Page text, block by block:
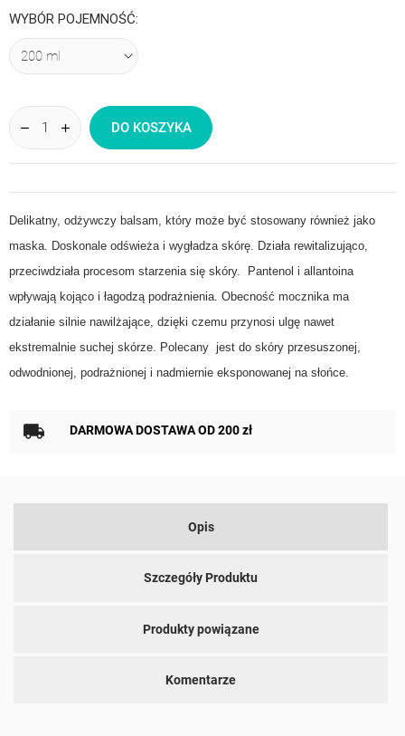
WYBÓR POJEMNOŚĆ:
DO KOSZYKA
Delikatny, odżywczy balsam, który może być stosowany również jako
maska. Doskonale odświeża i wygładza skórę. Działa rewitalizująco,
przeciwdziała procesom starzenia się skóry. Pantenol i allantoina
wpływają kojąco i łagodzą podrażnienia. Obecność mocznika ma
działanie silnie nawilżające, dzięki czemu przynosi ulgę nawet
ekstremalnie suchej skórze. Polecany jest do skóry przesuszonej,
odwodnionej, podrażnionej i nadmiernie eksponowanej na słońce.
DARMOWA DOSTAWA OD 200 zł
Opis
Szczegóły Produktu
Produkty powiązane
Komentarze